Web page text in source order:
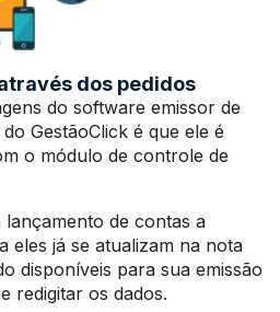
dos pedidos
do software emissor de
GestãoClick é que ele é
o módulo de controle de
de contas a
eles já se atualizam na nota
disponíveis para sua emissão
redigitar os dados.